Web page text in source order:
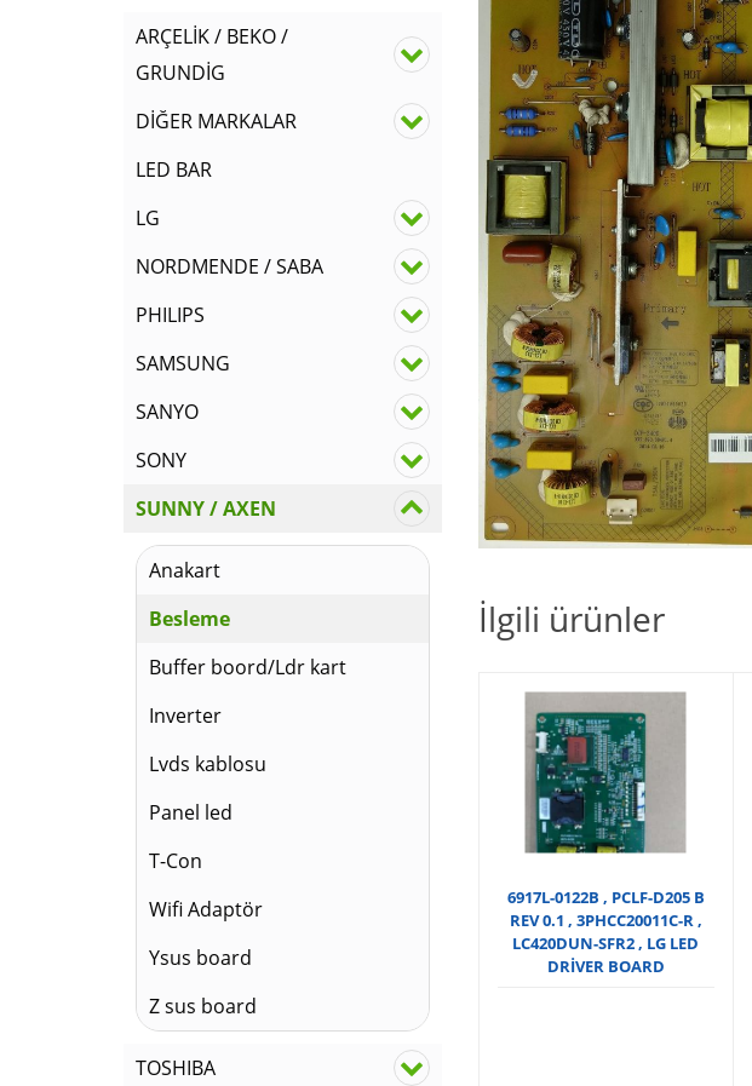
İlgili ürünler
6917L-0122B , PCLF-D205 B
REV 0.1 , 3PHCC20011C-R ,
LC420DUN-SFR2 , LG LED
DRİVER BOARD
ARÇELİK / BEKO /
GRUNDİG
DİĞER MARKALAR
LED BAR
LG
NORDMENDE / SABA
PHILIPS
SAMSUNG
SANYO
SONY
SUNNY / AXEN
Anakart
Besleme
Buffer boord/Ldr kart
Inverter
Lvds kablosu
Panel led
T-Con
Wifi Adaptör
Ysus board
Z sus board
TOSHIBA